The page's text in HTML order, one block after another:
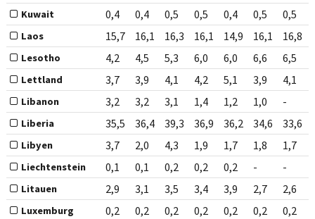
Kuwait 0,4 0,4 0,5 0,5 0,4 0,5 0,5
Laos 15,7 16,1 16,3 16,1 14,9 16,1 16,8
Lesotho 4,2 4,5 5,3 6,0 6,0 6,6 6,5
Lettland 3,7 3,9 4,1 4,2 5,1 3,9 4,1
Libanon 3,2 3,2 3,1 1,4 1,2 1,0 -
Liberia 35,5 36,4 39,3 36,9 36,2 34,6 33,6
Libyen 3,7 2,0 4,3 1,9 1,7 1,8 1,7
Liechtenstein 0,1 0,1 0,2 0,2 0,2 - -
Litauen 2,9 3,1 3,5 3,4 3,9 2,7 2,6
Luxemburg 0,2 0,2 0,2 0,2 0,2 0,2 0,2